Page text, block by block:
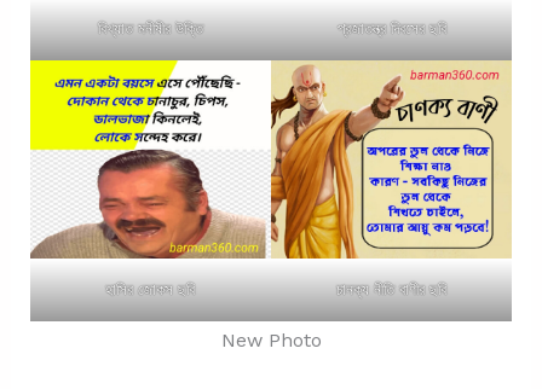
বিখ্যাত মনীষীর উক্তি প্রজাতন্ত্র দিবসের ছবি
হাসির জোকস ছবি চানক্য নীতি বাণীর ছবি
New Photo